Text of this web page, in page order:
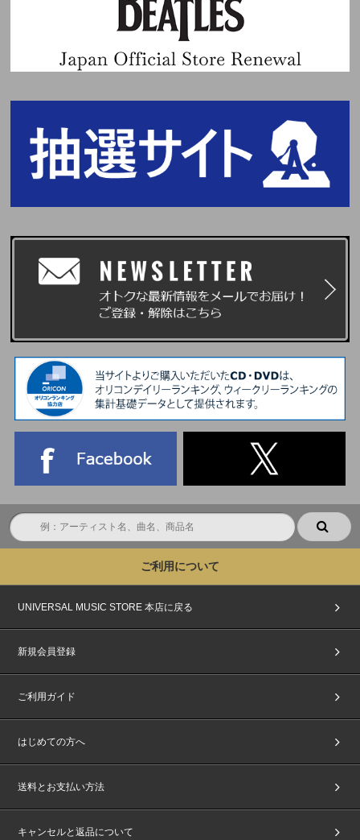
かじめご了承ください。
※各回の締切間近などの時間帯によっては､各ストアでお買い求めいただき
にくい場合がございます。余裕を持ってご購入ください｡
※各CDの仕様､特典､購入に関する注意事項については下記NEWSにてご確
認ください｡
当落発表：2026年1月8日(木)17:00頃
②2026年1月6日(火)11:00～1月15日(木)9:59まで
当落発表：2026年1月26日(月)17:00頃
■応募方法 / 注意事項
ム全員サイン会応募商品」のご予約(ご決済完了)と同時に自動エントリーに
※CD1枚の購入で1口の応募となり、購入枚数、応募回数の制限はございま
せん。おひとり様何回でもご購入、ご応募いただけます。
※セット商品をご購入の場合は枚数分に応じた応募口数になります。(2形態
※ご購入時に「プレミアム全員サイン会応募商品」と記載のある商品を選ん
でご購入ください。通常商品をご購入いただいても応募抽選の対象にはなり
ません。
※「プレミアム全員サイン会応募商品」も各ストア特典の対象となります。
■イベント抽選について(1/7追記)
d(抽選結果ご確認サービス)』を採用しています。ご参加にあたっては、
『パスコード(chord発行電子チケット)』1枚につき、1台のスマートフォン
(タブレット含む)が必要となります。
ご購入と同時に自動エントリーとなるため、chordへの会員登録(無料)は不
用端末の受信設定をしておいてください。
【chordウェブサイト】
https://cdefgah.net/
・passchord(パスコード)：イベントご参加用電子チケット発券サービス
※enchordにログインする際は、ご購入時にストアで登録された「メールア
ドレス」および「電話番号」の入力が必要です。
※enchordパスコードへは当落発表日時よりログイン可能になります。
※必ずお一人様につき、1つのメールアドレスをご使用ください。複数の方
が同じメールアドレスを使用されるとchordからのメールが届かなくなりま
す。また、chordパスコードページへのログインもできなくなりますので、
※同様に必ずお一人様につき、1つのスマートフォン・タブレット(一部機種
を除く)をご使用ください。
カタカナ)＞にてご入力ください。ただし、お名前が、英ローマ字の場合
を使用する場合がございますので、必ずどちらも応募者の情報でご登録およ
をご入力ください。
ご利用について
UNIVERSAL MUSIC STORE 本店に戻る
新規会員登録
ご利用ガイド
はじめての方へ
送料とお支払い方法
キャンセルと返品について